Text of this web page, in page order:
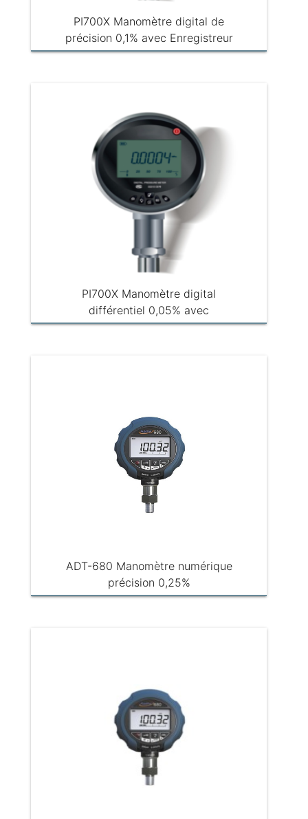
PI700X Manomètre digital de
précision 0,1% avec Enregistreur
PI700X Manomètre digital
différentiel 0,05% avec
Enregistreur
ADT-680 Manomètre numérique
précision 0,25%